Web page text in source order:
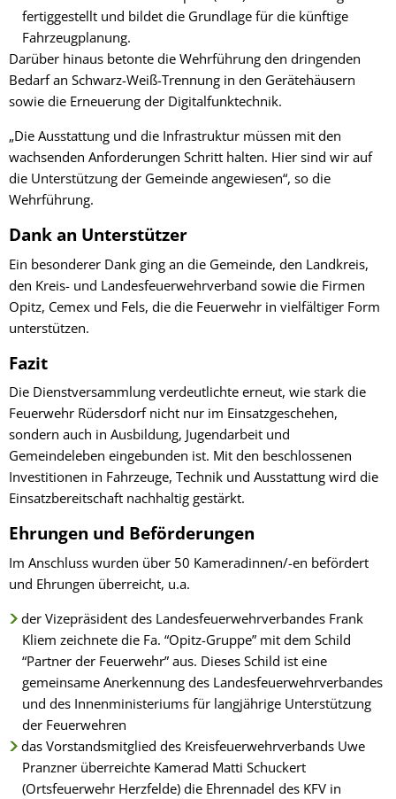
fertiggestellt und bildet die Grundlage für die künftige
Fahrzeugplanung.
Darüber hinaus betonte die Wehrführung den dringenden
Bedarf an Schwarz-Weiß-Trennung in den Gerätehäusern
sowie die Erneuerung der Digitalfunktechnik.
„Die Ausstattung und die Infrastruktur müssen mit den
wachsenden Anforderungen Schritt halten. Hier sind wir auf
die Unterstützung der Gemeinde angewiesen“, so die
Wehrführung.
Dank an Unterstützer
Ein besonderer Dank ging an die Gemeinde, den Landkreis,
den Kreis- und Landesfeuerwehrverband sowie die Firmen
Opitz, Cemex und Fels, die die Feuerwehr in vielfältiger Form
unterstützen.
Fazit
Die Dienstversammlung verdeutlichte erneut, wie stark die
Feuerwehr Rüdersdorf nicht nur im Einsatzgeschehen,
sondern auch in Ausbildung, Jugendarbeit und
Gemeindeleben eingebunden ist. Mit den beschlossenen
Investitionen in Fahrzeuge, Technik und Ausstattung wird die
Einsatzbereitschaft nachhaltig gestärkt.
Ehrungen und Beförderungen
Im Anschluss wurden über 50 Kameradinnen/-en befördert
und Ehrungen überreicht, u.a.
der Vizepräsident des Landesfeuerwehrverbandes Frank
Kliem zeichnete die Fa. “Opitz-Gruppe” mit dem Schild
“Partner der Feuerwehr” aus. Dieses Schild ist eine
gemeinsame Anerkennung des Landesfeuerwehrverbandes
und des Innenministeriums für langjährige Unterstützung
der Feuerwehren
das Vorstandsmitglied des Kreisfeuerwehrverbands Uwe
Pranzner überreichte Kamerad Matti Schuckert
(Ortsfeuerwehr Herzfelde) die Ehrennadel des KFV in